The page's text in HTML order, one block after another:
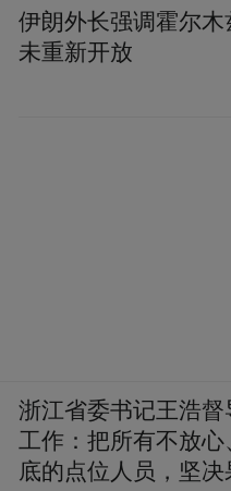
伊朗外长强调霍尔木
未重新开放
浙江省委书记王浩督
工作：把所有不放心
底的点位人员，坚决